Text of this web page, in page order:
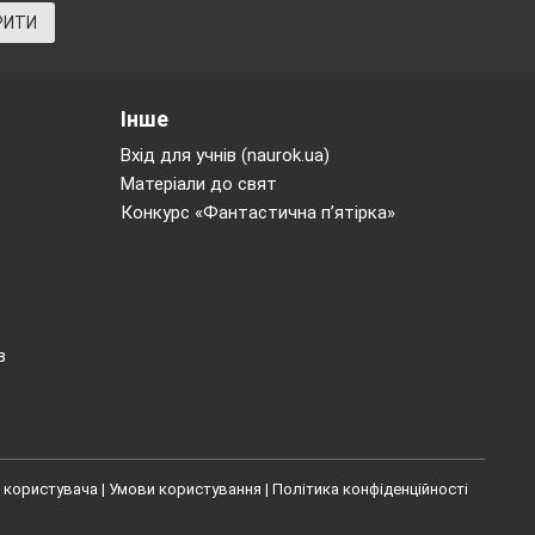
Інше
Вхід для учнів (naurok.ua)
Матеріали до свят
Конкурс «Фантастична п’ятірка»
користувача | Умови користування | Політика конфіденційності